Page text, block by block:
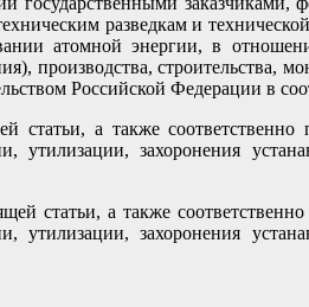
разведкам и
атомной энергии, в
производства, строительства,
Российской Федерации в
а также соответственно
утилизации, захоронения
статьи, а также
утилизации, захоронения